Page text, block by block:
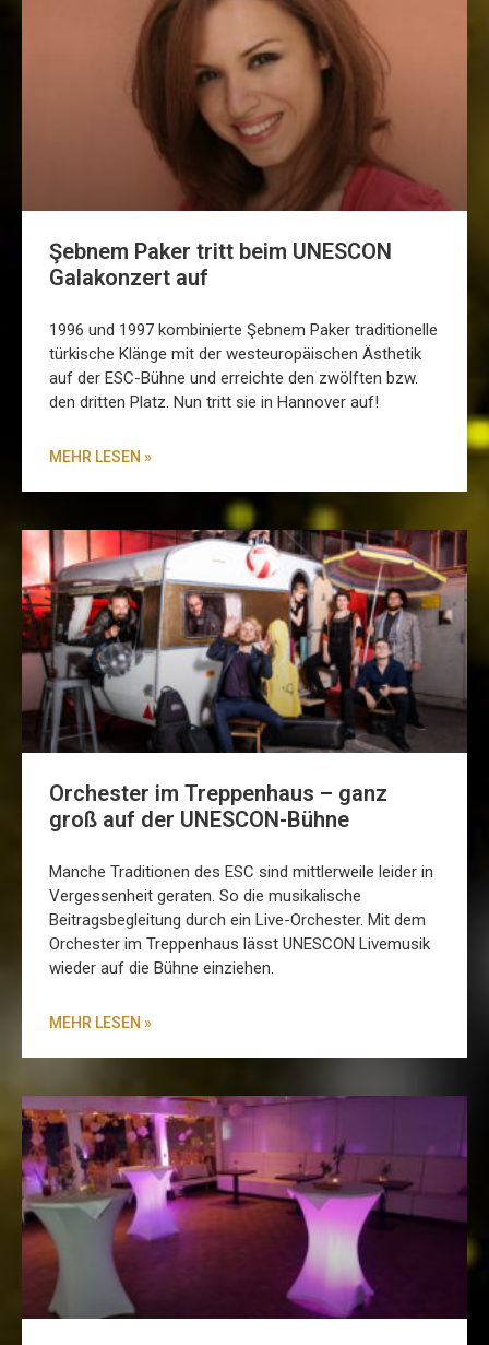
Şebnem Paker tritt beim UNESCON
Galakonzert auf
1996 und 1997 kombinierte Şebnem Paker traditionelle
türkische Klänge mit der westeuropäischen Ästhetik
auf der ESC-Bühne und erreichte den zwölften bzw.
den dritten Platz. Nun tritt sie in Hannover auf!
MEHR LESEN »
Orchester im Treppenhaus – ganz
groß auf der UNESCON-Bühne
Manche Traditionen des ESC sind mittlerweile leider in
Vergessenheit geraten. So die musikalische
Beitragsbegleitung durch ein Live-Orchester. Mit dem
Orchester im Treppenhaus lässt UNESCON Livemusik
wieder auf die Bühne einziehen.
MEHR LESEN »